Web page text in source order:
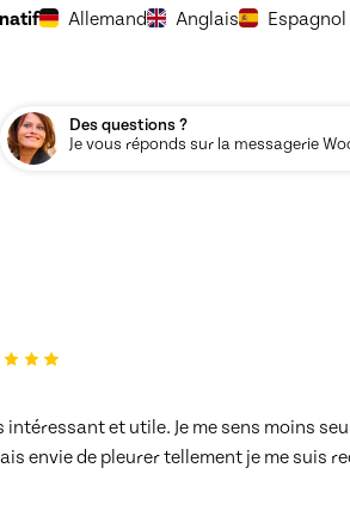
Allemand Anglais Espagnol
Des questions ?
Je vous réponds sur la messagerie
et utile. Je me sens moins
envie de pleurer tellement je me suis